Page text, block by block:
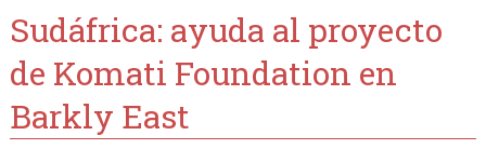
Sudáfrica: ayuda al proyecto
de Komati Foundation en
Barkly East